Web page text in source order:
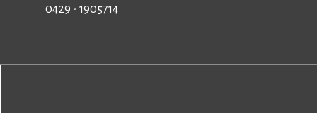
0429 - 1905714